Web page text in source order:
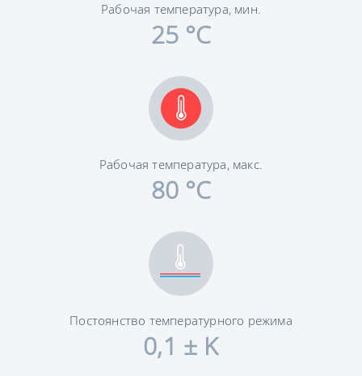
Рабочая температура, мин.
25 °C
Рабочая температура, макс.
80 °C
Постоянство температурного режима
0,1 ± K